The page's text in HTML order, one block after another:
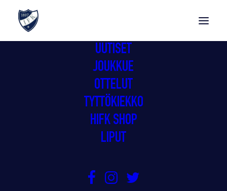
UUTISET
JOUKKUE
OTTELUT
TYTTÖKIEKKO
HIFK SHOP
LIPUT